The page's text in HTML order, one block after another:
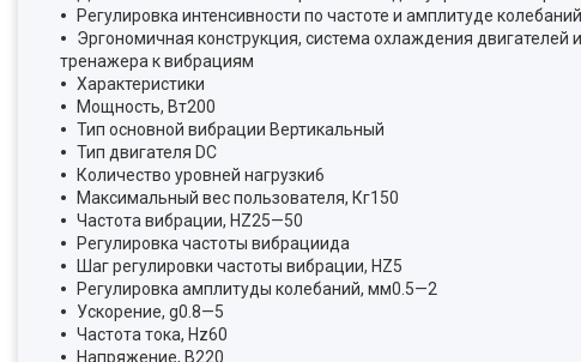
Регулировка интенсивности по частоте и амплитуде колебаний.
Эргономичная конструкция, система охлаждения
тренажера к вибрациям
Характеристики
Мощность, Вт200
Тип основной вибрации Вертикальный
Тип двигателя DC
Количество уровней нагрузки6
Максимальный вес пользователя, Кг150
Частота вибрации, HZ25—50
Регулировка частоты вибрациида
Шаг регулировки частоты вибрации, HZ5
Регулировка амплитуды колебаний, мм0.5—2
Ускорение, g0.8—5
Частота тока, Hz60
Напряжение, В220